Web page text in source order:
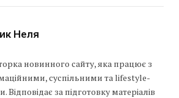
Неля
новинного сайту, яка працює з
суспільними та lifestyle-
Відповідає за підготовку матеріалів